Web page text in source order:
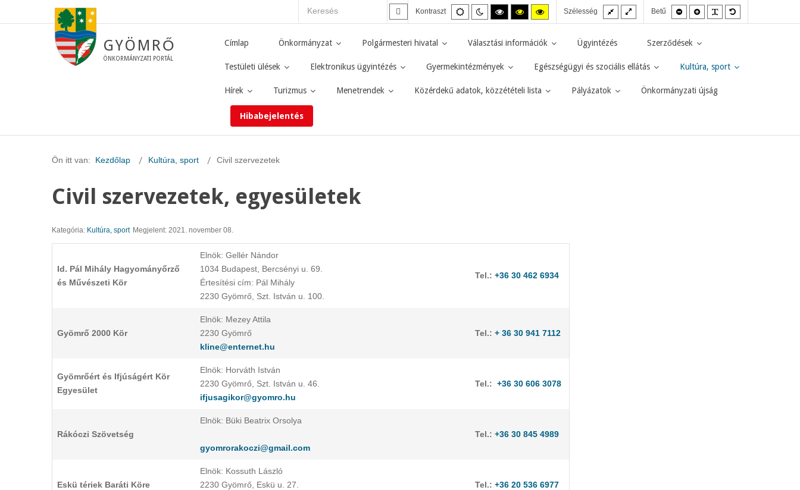
Kontraszt
Alapértelmezett
mód
Éjszakai
mód
Magas
kontraszt
mód.
Magas
kontraszt
mód.
Magas
kontraszt
mód.
Szélesség
Fix
elrendezés
Széles
elrendezés
Betű
Kisebb
betűméret
Nagyobb
betűméret
GYÖMRŐ
ÖNKORMÁNYZATI PORTÁL
Címlap Önkormányzat Polgármesteri hivatal Választási információk Ügyintézés Szerződések
Testületi ülések Elektronikus ügyintézés Gyermekintézmények Egészségügyi és szociális ellátás Kultúra, sport
Hírek Turizmus Menetrendek Közérdekű adatok, közzétételi lista Pályázatok Önkormányzati újság
Hibabejelentés
Ön itt van: Kezdőlap Kultúra, sport Civil szervezetek
Civil szervezetek, egyesületek
Kategória: Kultúra, sport Megjelent: 2021. november 08.
Id. Pál Mihály Hagyományőrző
és Művészeti Kör
Elnök: Gellér Nándor
1034 Budapest, Bercsényi u. 69.
Értesítési cím: Pál Mihály
2230 Gyömrő, Szt. István u. 100.
Tel.: +36 30 462 6934
Gyömrő 2000 Kör
Elnök: Mezey Attila
2230 Gyömrő
kline@enternet.hu
Tel.: + 36 30 941 7112
Gyömrőért és Ifjúságért Kör
Egyesület
Elnök: Horváth István
2230 Gyömrő, Szt. István u. 46.
ifjusagikor@gyomro.hu
Tel.: +36 30 606 3078
Rákóczi Szövetség
Elnök: Büki Beatrix Orsolya
gyomrorakoczi@gmail.com
Tel.: +36 30 845 4989
Eskü tériek Baráti Köre
Elnök: Kossuth László
2230 Gyömrő, Eskü u. 27.
Tel.: +36 20 536 6977